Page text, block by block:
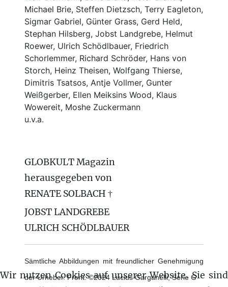
Michael Brie, Steffen Dietzsch, Terry Eagleton,
Sigmar Gabriel, Günter Grass, Gerd Held,
Stephan Hilsberg, Jobst Landgrebe, Helmut
Roewer, Ulrich Schödlbauer, Friedrich
Schorlemmer, Richard Schröder, Hans von
Storch, Heinz Theisen, Wolfgang Thierse,
Dimitris Tsatsos, Antje Vollmer, Gunter
Weißgerber, Ellen Meiksins Wood, Klaus
Wowereit, Moshe Zuckermann
u.v.a.
GLOBKULT Magazin
herausgegeben von
RENATE SOLBACH †
JOBST LANDGREBE
ULRICH SCHÖDLBAUER
Sämtliche Abbildungen mit freundlicher Genehmigung
der Urheber. Front: ©2024 Lucius Garganelli, Serie G
Wir nutzen Cookies auf unserer Website. Sie sind